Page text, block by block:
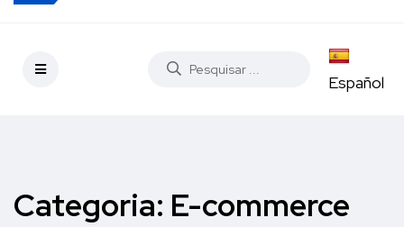
Español
Categoria: E-commerce